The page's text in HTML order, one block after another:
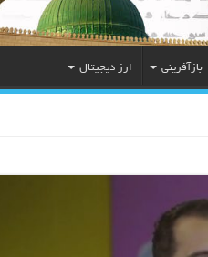
بازآفرینی ارز دیجیتال